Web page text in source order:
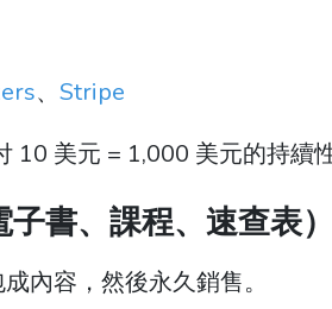
、 Stripe
10 美元 = 1,000 美元的持續性
書、課程、速查表）
內容，然後永久銷售。